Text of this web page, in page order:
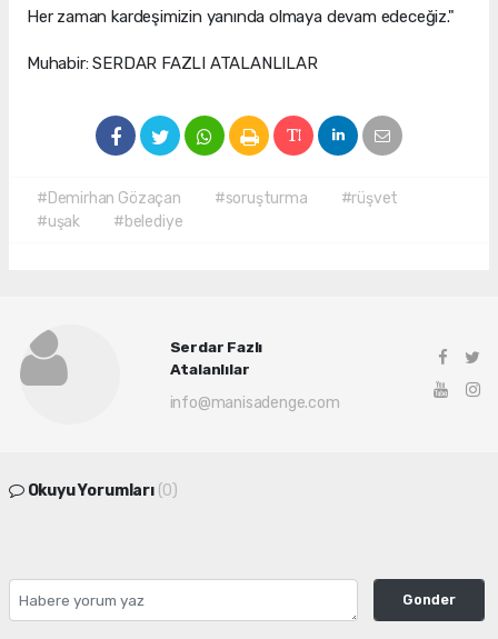
Her zaman kardeşimizin yanında olmaya devam edeceğiz."
Muhabir: SERDAR FAZLI ATALANLILAR
#Demirhan Gözaçan #soruşturma
#rüşvet
#uşak
#belediye
Serdar Fazlı
Atalanlılar
info@manisadenge.com
Okuyu Yorumları (0)
Gonder